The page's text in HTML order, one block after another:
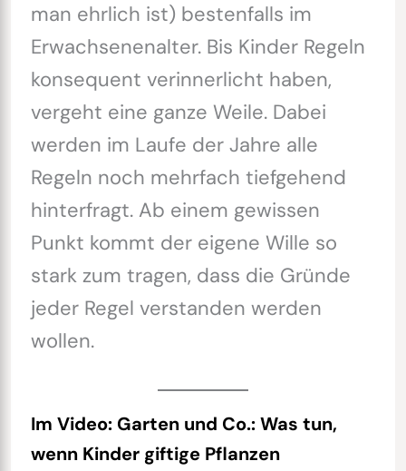
man ehrlich ist) bestenfalls im
Erwachsenenalter. Bis Kinder Regeln
konsequent verinnerlicht haben,
vergeht eine ganze Weile. Dabei
werden im Laufe der Jahre alle
Regeln noch mehrfach tiefgehend
hinterfragt. Ab einem gewissen
Punkt kommt der eigene Wille so
stark zum tragen, dass die Gründe
jeder Regel verstanden werden
wollen.
Im Video: Garten und Co.: Was tun,
wenn Kinder giftige Pflanzen